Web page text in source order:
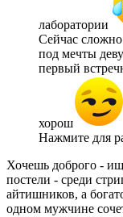
лаборатории
Сейчас
под мечты
первый
хорош
Нажмите для
Хочешь доброго -
постели - среди
айтишников, а
одном мужчине